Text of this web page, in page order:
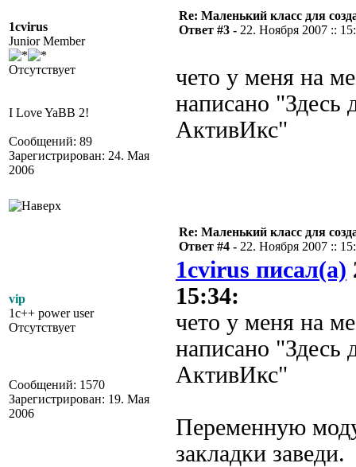
1cvirus
Junior Member
Отсутствует
I Love YaBB 2!
Сообщений: 89
Зарегистрирован: 24. Мая
2006
Re: Маленький класс для
Ответ #3 - 22. Ноября 2007 ::
чето у меня на
написано "Здесь
АктивИкс"
vip
1c++ power user
Отсутствует
Сообщений: 1570
Зарегистрирован: 19. Мая
2006
Re: Маленький класс для
Ответ #4 - 22. Ноября 2007 ::
1cvirus писал(а)
15:34:
чето у меня на
написано "Здесь
АктивИкс"
Переменную
закладки заведи.